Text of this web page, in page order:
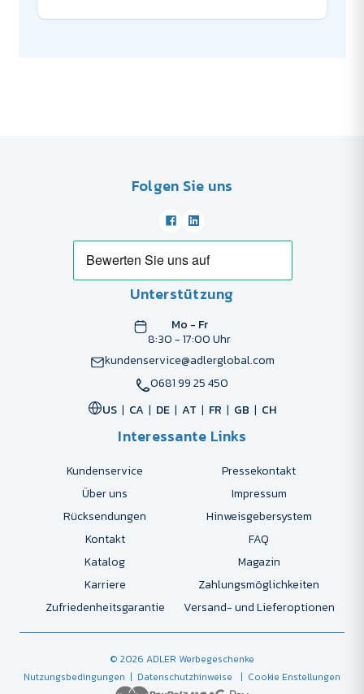
Folgen Sie uns
Unterstützung
Mo - Fr
8:30 - 17:00 Uhr
kundenservice@adlerglobal.com
0681 99 25 450
US
CA DE AT FR GB CH
Interessante Links
Kundenservice
Pressekontakt
Über uns
Impressum
Rücksendungen
Hinweisgebersystem
Kontakt
FAQ
Katalog
Magazin
Karriere
Zahlungsmöglichkeiten
Zufriedenheitsgarantie
Versand- und Lieferoptionen
© 2026 ADLER Werbegeschenke
Nutzungsbedingungen | Datenschutzhinweise | Cookie Enstellungen